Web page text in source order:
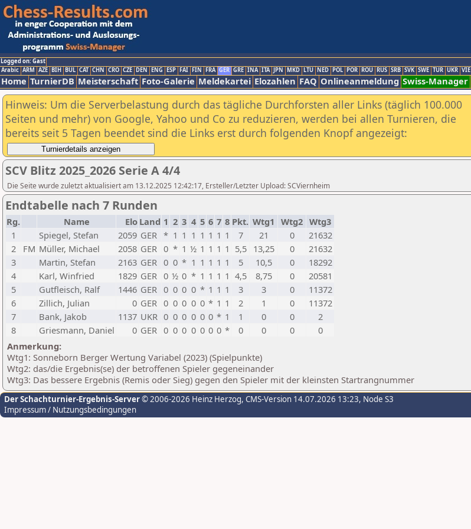
Logged on: Gast
Arabic ARM AZE BIH BUL CAT CHN CRO CZE DEN ENG ESP FAI FIN FRA GER GRE INA ITA JPN MKD LTU NED POL POR ROU RUS SRB SVK SWE TUR UKR VIE
Home TurnierDB Meisterschaft Foto-Galerie Meldekartei Elozahlen FAQ Onlineanmeldung Swiss-Manager
Hinweis: Um die Serverbelastung durch das tägliche Durchforsten aller Links (täglich 100.000
Seiten und mehr) von Google, Yahoo und Co zu reduzieren, werden bei allen Turnieren, die
bereits seit 5 Tagen beendet sind die Links erst durch folgenden Knopf angezeigt:
SCV Blitz 2025_2026 Serie A 4/4
Die Seite wurde zuletzt aktualisiert am 13.12.2025 12:42:17, Ersteller/Letzter Upload: SCViernheim
Endtabelle nach 7 Runden
Rg. Name Elo Land 1 2 3 4 5 6 7 8 Pkt. Wtg1 Wtg2 Wtg3
1
Spiegel, Stefan 2059 GER * 1 1 1 1 1 1 1 7 21 0
21632
2
FM Müller, Michael 2058 GER 0 * 1 ½ 1 1 1 1 5,5 13,25 0
21632
3
Martin, Stefan 2163 GER 0 0 * 1 1 1 1 1 5 10,5 0
18292
4
Karl, Winfried 1829 GER 0 ½ 0 * 1 1 1 1 4,5 8,75 0
20581
5
Gutfleisch, Ralf 1446 GER 0 0 0 0 * 1 1 1 3 3 0
11372
6
Zillich, Julian 0 GER 0 0 0 0 0 * 1 1 2 1 0
11372
7
Bank, Jakob 1137 UKR 0 0 0 0 0 0 * 1 1 0 0
2
8
Griesmann, Daniel 0 GER 0 0 0 0 0 0 0 * 0 0 0
0
Anmerkung:
Wtg1: Sonneborn Berger Wertung Variabel (2023) (Spielpunkte)
Wtg2: das/die Ergebnis(se) der betroffenen Spieler gegeneinander
Wtg3: Das bessere Ergebnis (Remis oder Sieg) gegen den Spieler mit der kleinsten Startrangnummer
Der Schachturnier-Ergebnis-Server© 2006-2026 Heinz Herzog, CMS-Version 14.07.2026 13:23, Node S3
Impressum / Nutzungsbedingungen